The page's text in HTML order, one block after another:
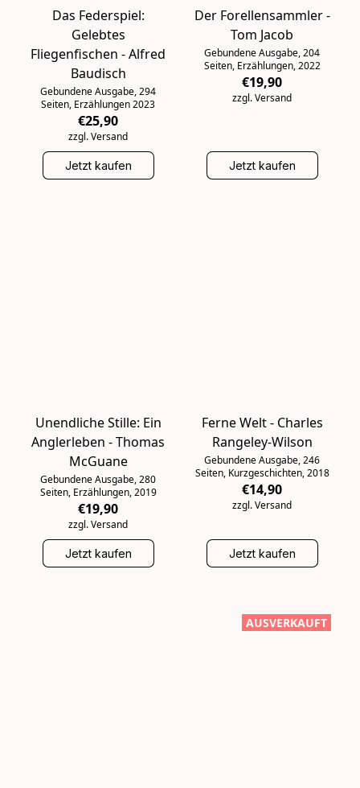
Das Federspiel:
Gelebtes
Fliegenfischen - Alfred
Baudisch
Gebundene Ausgabe, 294
Seiten, Erzählungen 2023
€25,90
zzgl. Versand
Jetzt kaufen
Der Forellensammler -
Tom Jacob
Gebundene Ausgabe, 204
Seiten, Erzählungen, 2022
€19,90
zzgl. Versand
Jetzt kaufen
Unendliche Stille: Ein
Anglerleben - Thomas
McGuane
Gebundene Ausgabe, 280
Seiten, Erzählungen, 2019
€19,90
zzgl. Versand
Jetzt kaufen
Ferne Welt - Charles
Rangeley-Wilson
Gebundene Ausgabe, 246
Seiten, Kurzgeschichten, 2018
€14,90
zzgl. Versand
Jetzt kaufen
AUSVERKAUFT